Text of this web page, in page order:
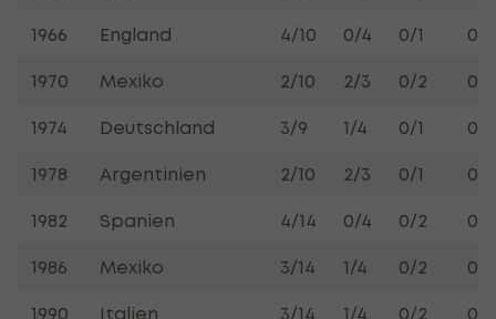
1966 England 4/10 0/4 0/1 0/0
1970 Mexiko 2/10 2/3 0/2 0/1
1974 Deutschland 3/9 1/4 0/1 0/1
1978 Argentinien 2/10 2/3 0/1 0/1
1982 Spanien 4/14 0/4 0/2 0/2
1986 Mexiko 3/14 1/4 0/2 0/2
1990 Italien 3/14 1/4 0/2 0/2